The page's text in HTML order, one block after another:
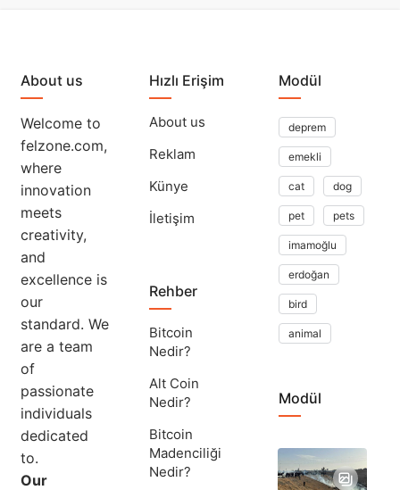
About us
Welcome to
felzone.com,
where
innovation
meets
creativity,
and
excellence is
our
standard. We
are a team
of
passionate
individuals
dedicated
to.
Our
Hızlı Erişim
About us
Reklam
Künye
İletişim
Rehber
Bitcoin
Nedir?
Alt Coin
Nedir?
Bitcoin
Madenciliği
Nedir?
Modül
deprem
emekli
cat dog
pet pets
imamoğlu
erdoğan
bird
animal
Modül